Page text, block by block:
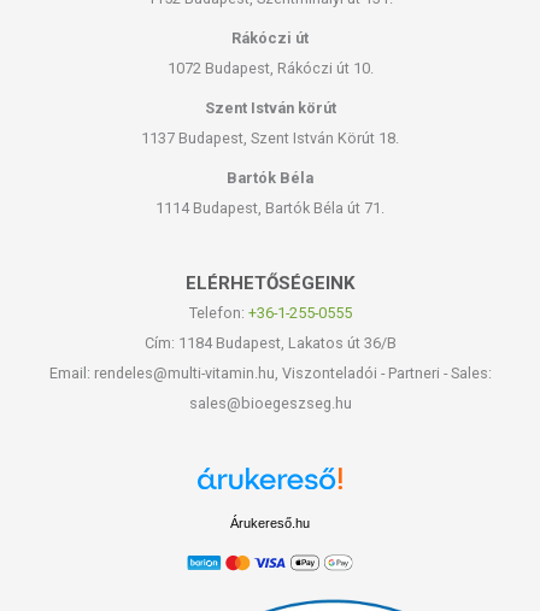
Rákóczi út
1072 Budapest, Rákóczi út 10.
Szent István körút
1137 Budapest, Szent István Körút 18.
Bartók Béla
1114 Budapest, Bartók Béla út 71.
ELÉRHETŐSÉGEINK
Telefon: +36-1-255-0555
Cím: 1184 Budapest, Lakatos út 36/B
Email: rendeles@multi-vitamin.hu, Viszonteladói - Partneri - Sales:
sales@bioegeszseg.hu
Árukereső.hu